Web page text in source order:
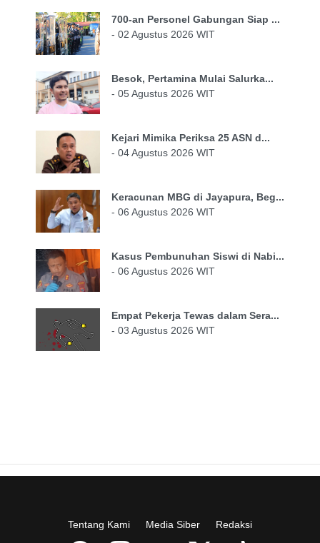
700-an Personel Gabungan Siap ...
- 02 Agustus 2026 WIT
Besok, Pertamina Mulai Salurka...
- 05 Agustus 2026 WIT
Kejari Mimika Periksa 25 ASN d...
- 04 Agustus 2026 WIT
Keracunan MBG di Jayapura, Beg...
- 06 Agustus 2026 WIT
Kasus Pembunuhan Siswi di Nabi...
- 06 Agustus 2026 WIT
Empat Pekerja Tewas dalam Sera...
- 03 Agustus 2026 WIT
Tentang Kami Media Siber Redaksi